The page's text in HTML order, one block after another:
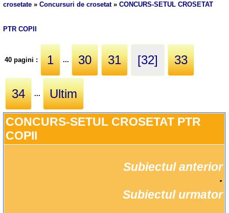
crosetate »Concursuri de crosetat»CONCURS-SETUL CROSETAT
PTR COPII
40 pagini : 1 ... 30 31 [32] 33
34 ... Ultim
CONCURS-SETUL CROSETAT PTR
COPII
Subiectul anterior
Subiectul urmator